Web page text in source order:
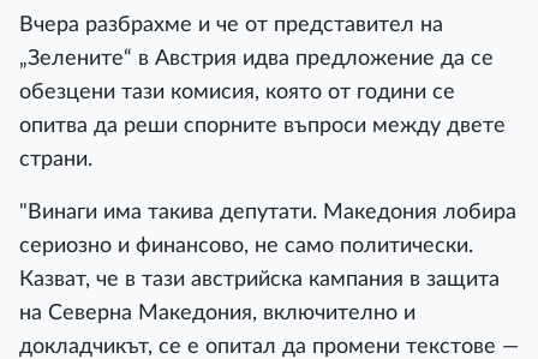
Вчера разбрахме и че от представител на
„Зелените“ в Австрия идва предложение да се
обезцени тази комисия, която от години се
опитва да реши спорните въпроси между двете
страни.
"Винаги има такива депутати. Македония лобира
сериозно и финансово, не само политически.
Казват, че в тази австрийска кампания в защита
на Северна Македония, включително и
докладчикът, се е опитал да промени текстове —